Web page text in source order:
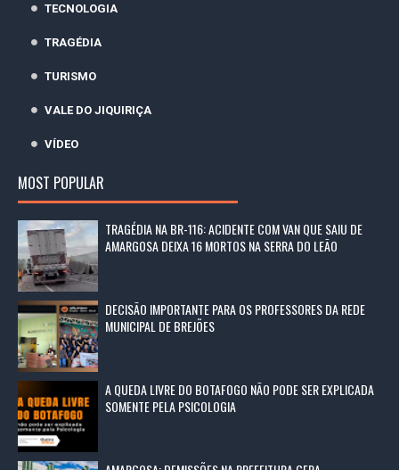
TECNOLOGIA
TRAGÉDIA
TURISMO
VALE DO JIQUIRIÇA
VÍDEO
MOST POPULAR
TRAGÉDIA NA BR-116: ACIDENTE COM VAN QUE SAIU DE
AMARGOSA DEIXA 16 MORTOS NA SERRA DO LEÃO
DECISÃO IMPORTANTE PARA OS PROFESSORES DA REDE
MUNICIPAL DE BREJÕES
A QUEDA LIVRE DO BOTAFOGO NÃO PODE SER EXPLICADA
SOMENTE PELA PSICOLOGIA